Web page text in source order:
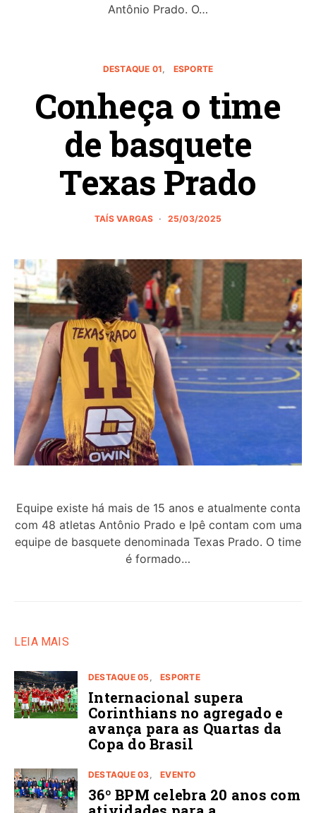
Antônio Prado. O…
DESTAQUE 01 ESPORTE
Conheça o time
de basquete
Texas Prado
TAÍS VARGAS 25/03/2025
Equipe existe há mais de 15 anos e atualmente conta
com 48 atletas Antônio Prado e Ipê contam com uma
equipe de basquete denominada Texas Prado. O time
é formado…
LEIA MAIS
DESTAQUE 05 ESPORTE
Internacional supera
Corinthians no agregado e
avança para as Quartas da
Copa do Brasil
DESTAQUE 03 EVENTO
36º BPM celebra 20 anos com